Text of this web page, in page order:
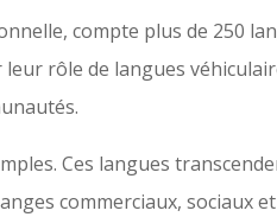
compte plus de 250
rôle de langues
Ces langues
commerciaux, sociaux